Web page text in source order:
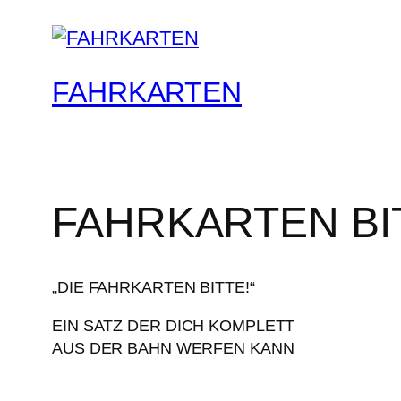
FAHRKARTEN
FAHRKARTEN
„DIE FAHRKARTEN BITTE!“
EIN SATZ DER DICH KOMPLETT
AUS DER BAHN WERFEN KANN